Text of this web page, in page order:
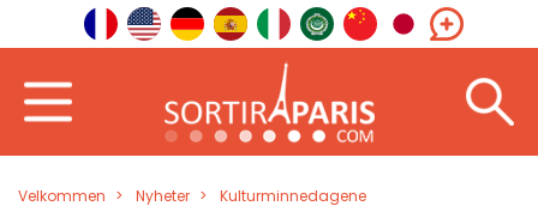
Velkommen Nyheter
Kulturminnedagene